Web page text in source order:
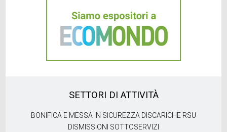
SETTORI DI ATTIVITÀ
BONIFICA E MESSA IN SICUREZZA DISCARICHE RSU
DISMISSIONI SOTTOSERVIZI